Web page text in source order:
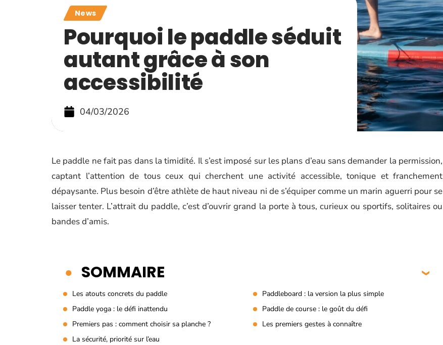
News
Pourquoi le paddle séduit
autant grâce à son
accessibilité
04/03/2026
Le paddle ne fait pas dans la timidité. Il s’est imposé sur les plans d’eau sans demander la permission,
captant l’attention de tous ceux qui cherchent une activité accessible, tonique et franchement
dépaysante. Plus besoin d’être athlète de haut niveau ni de s’équiper comme un marin aguerri pour se
laisser tenter. L’attrait du paddle, c’est d’ouvrir grand la porte à tous, curieux ou sportifs, solitaires ou
bandes d’amis.
SOMMAIRE
Les atouts concrets du paddle
Paddleboard : la version la plus simple
Paddle yoga : le défi inattendu
Paddle de course : le goût du défi
Premiers pas : comment choisir sa planche ?
Les premiers gestes à connaître
La sécurité, priorité sur l’eau